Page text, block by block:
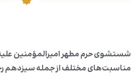
شستشوی حرم مطهر امیرالمؤمنین
مناسبت‌های مختلف از جمله سیزدهم